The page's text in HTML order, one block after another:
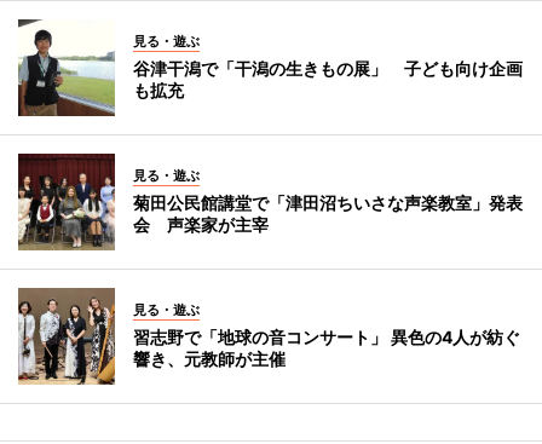
見る・遊ぶ
谷津干潟で「干潟の生きもの展」 子ども向け企画
も拡充
見る・遊ぶ
菊田公民館講堂で「津田沼ちいさな声楽教室」発表
会 声楽家が主宰
見る・遊ぶ
習志野で「地球の音コンサート」 異色の4人が紡ぐ
響き、元教師が主催